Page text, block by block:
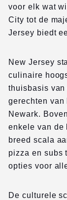
voor elk wat
City tot de
Jersey biedt
New Jersey
culinaire
thuisbasis
gerechten
Newark.
enkele van de
breed scala
pizza en subs
opties voor
De culturele